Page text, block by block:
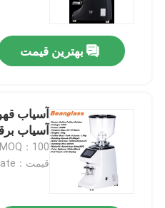
بهترین قیمت
آسیاب
آسیاب
MOQ：100
قیمت：negotiate